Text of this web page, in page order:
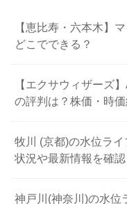
【恵比寿・六本木】
どこでできる？
【エクサウィザーズ
の評判は？株価・時価
牧川 (京都)の水位ラ
状況や最新情報を確認
神戸川(神奈川)の水位